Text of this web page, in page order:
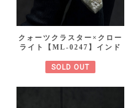
クォーツクラスター×クロー
ライト【ML-0247】インド
SOLD OUT